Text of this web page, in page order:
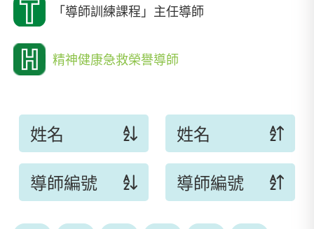
「導師訓練課程」主任導師
精神健康急救榮譽導師
姓名
姓名
導師編號
導師編號